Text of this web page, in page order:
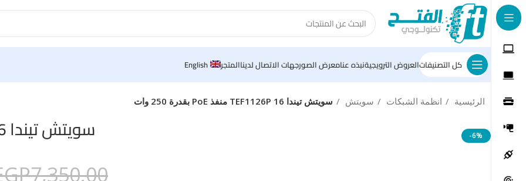
كل التصنيفاتالعروض الترويجيةنبذه عنامعرض الصورجهات الاتصال لديناالمتجر English
الرئيسية انظمة الشبكات سويتش سويتش تيندا TEF1126P 16 منفذ PoE بقدرة 250 وات
-6% سويتش تيندا TEF1126P 16 منفذ PoE بقدرة 250 وات
7,350.00